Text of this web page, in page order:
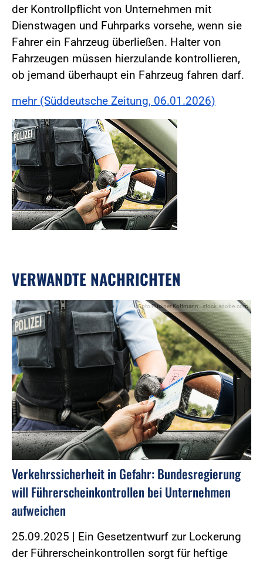
der Kontrollpflicht von Unternehmen mit
Dienstwagen und Fuhrparks vorsehe, wenn sie
Fahrer ein Fahrzeug überließen. Halter von
Fahrzeugen müssen hierzulande kontrollieren,
ob jemand überhaupt ein Fahrzeug fahren darf.
mehr (Süddeutsche Zeitung, 06.01.2026)
VERWANDTE NACHRICHTEN
Foto:Rüdiger Kottmann - stock.adobe.com
Verkehrssicherheit in Gefahr: Bundesregierung
will Führerscheinkontrollen bei Unternehmen
aufweichen
25.09.2025 | Ein Gesetzentwurf zur Lockerung
der Führerscheinkontrollen sorgt für heftige